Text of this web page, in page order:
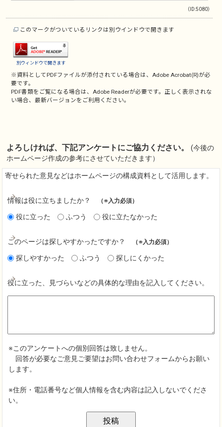
（ID:5080）
このマークがついているリンクは別ウインドウで開きます
別ウィンドウで開きます
※資料としてPDFファイルが添付されている場合は、Adobe Acrobat(R)が必
要です。
PDF書類をご覧になる場合は、Adobe Readerが必要です。正しく表示されな
い場合、最新バージョンをご利用ください。